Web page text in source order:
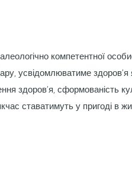
компетентної
усвідомлюватиме
здоров’я, сформованість
ставатимуть у пригоді в